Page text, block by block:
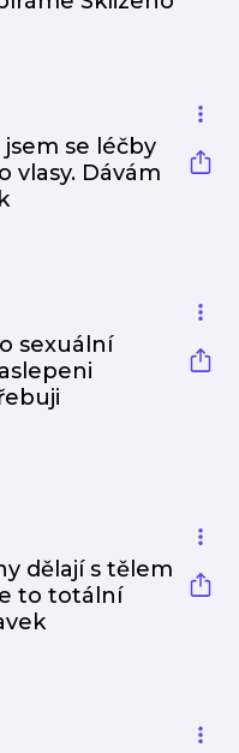
jsem se léčby
vlasy. Dávám
sexuální
dělají s tělem
to totální